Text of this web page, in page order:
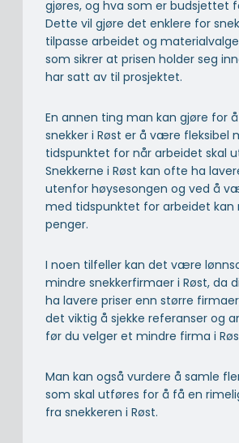
gjøres, og hva som er budsjettet
Dette vil gjøre det enklere for
tilpasse arbeidet og
som sikrer at prisen holder seg
har satt av til prosjektet.
En annen ting man kan gjøre for
snekker i Røst er å være fleksibel
tidspunktet for når arbeidet skal
Snekkerne i Røst kan ofte ha
utenfor høysesongen og ved å
med tidspunktet for arbeidet kan
penger.
I noen tilfeller kan det være
mindre snekkerfirmaer i Røst, da
ha lavere priser enn større
det viktig å sjekke referanser og
før du velger et mindre firma i
Man kan også vurdere å samle
som skal utføres for å få en
fra snekkeren i Røst.